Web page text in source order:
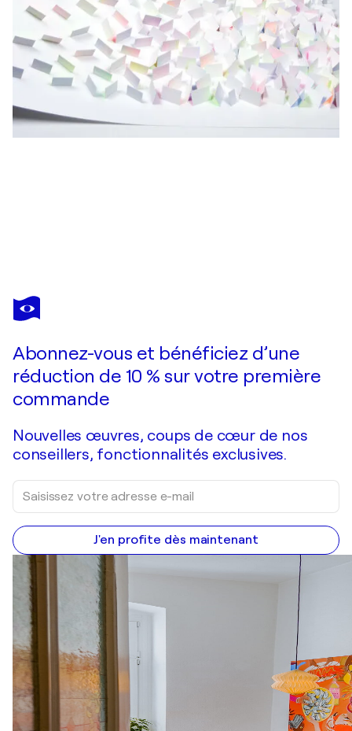
OLGA SKOROKHOD
On The Edge
Abonnez-vous et bénéficiez d’une
réduction de 10 % sur votre première
commande
Nouvelles œuvres, coups de cœur de nos
conseillers, fonctionnalités exclusives.
J'en profite dès maintenant